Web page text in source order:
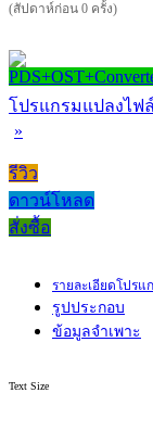
(สัปดาห์ก่อน 0 ครั้ง)
โปรแกรมแปลงไฟล์
»
รีวิว
ดาวน์โหลด
สั่งซื้อ
รายละเอียดโปรแ
รูปประกอบ
ข้อมูลจำเพาะ
Text Size